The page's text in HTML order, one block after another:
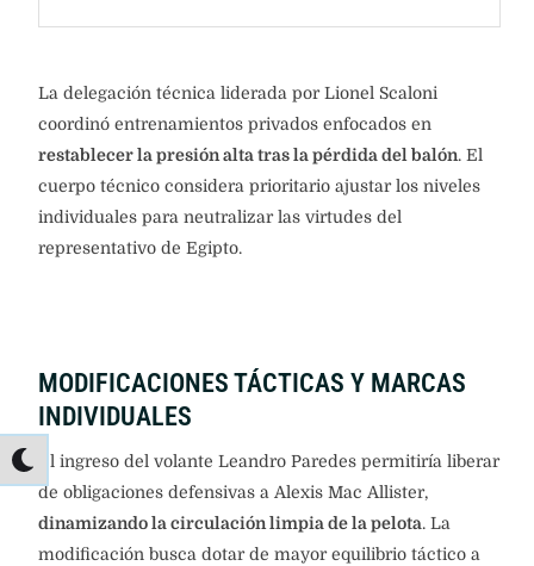
La delegación técnica liderada por Lionel Scaloni
coordinó entrenamientos privados enfocados en
restablecer la presión alta tras la pérdida del balón. El
cuerpo técnico considera prioritario ajustar los niveles
individuales para neutralizar las virtudes del
representativo de Egipto.
MODIFICACIONES TÁCTICAS Y MARCAS
INDIVIDUALES
El ingreso del volante Leandro Paredes permitiría liberar
de obligaciones defensivas a Alexis Mac Allister,
dinamizando la circulación limpia de la pelota. La
modificación busca dotar de mayor equilibrio táctico a